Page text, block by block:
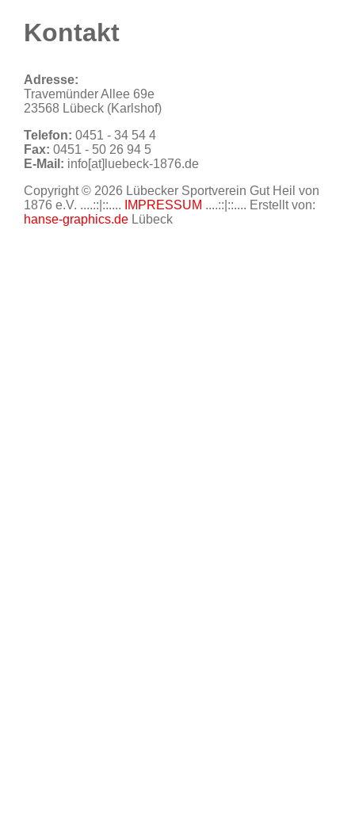
Kontakt
Adresse:
Travemünder Allee 69e
23568 Lübeck (Karlshof)
Telefon: 0451 - 34 54 4
Fax: 0451 - 50 26 94 5
E-Mail: info[at]luebeck-1876.de
Copyright © 2026 Lübecker Sportverein Gut Heil von
1876 e.V. ....::|::....
IMPRESSUM ....::|::.... Erstellt von:
hanse-graphics.de Lübeck